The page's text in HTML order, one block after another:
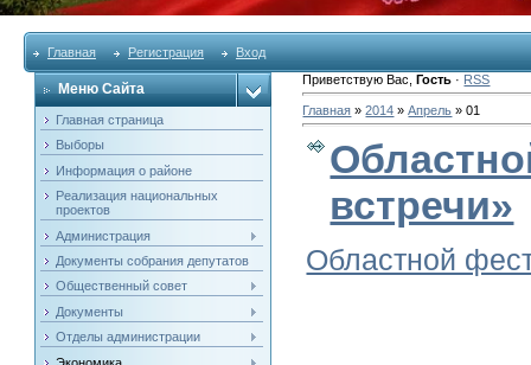
Главная Регистрация Вход
Меню Сайта
Главная страница
Выборы
Информация о районе
Реализация национальных
проектов
Администрация
Документы собрания депутатов
Общественный совет
Документы
Отделы администрации
Экономика
Приветствую Вас ,Гость · RSS
Главная »2014 » Апрель » 01
встречи»
Областной